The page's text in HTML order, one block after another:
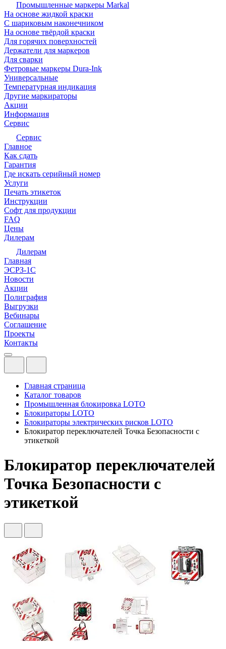
Промышленные маркеры Markal
На основе жидкой краски
С шариковым наконечником
На основе твёрдой краски
Для горячих поверхностей
Держатели для маркеров
Для сварки
Фетровые маркеры Dura-Ink
Универсальные
Температурная индикация
Другие маркираторы
Акции
Информация
Сервис
Сервис
Главное
Как сдать
Гарантия
Где искать серийный номер
Услуги
Печать этикеток
Инструкции
Софт для продукции
FAQ
Цены
Дилерам
Дилерам
Главная
ЭСРЗ-1С
Новости
Акции
Полиграфия
Выгрузки
Вебинары
Соглашение
Проекты
Контакты
Главная страница
Каталог товаров
Промышленная блокировка LOTO
Блокираторы LOTO
Блокираторы электрических рисков LOTO
Блокиратор переключателей Точка Безопасности с
этикеткой
Блокиратор переключателей
Точка Безопасности с
этикеткой